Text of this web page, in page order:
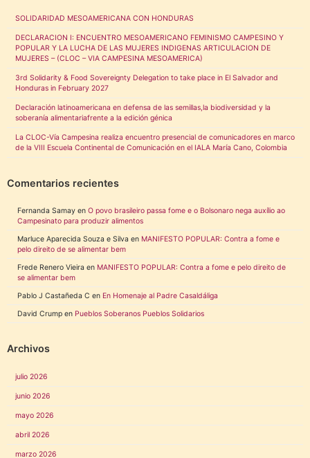
SOLIDARIDAD MESOAMERICANA CON HONDURAS
DECLARACION I: ENCUENTRO MESOAMERICANO FEMINISMO CAMPESINO Y
POPULAR Y LA LUCHA DE LAS MUJERES INDIGENAS ARTICULACION DE
MUJERES – (CLOC – VIA CAMPESINA MESOAMERICA)
3rd Solidarity & Food Sovereignty Delegation to take place in El Salvador and
Honduras in February 2027
Declaración latinoamericana en defensa de las semillas,la biodiversidad y la
soberanía alimentariafrente a la edición génica
La CLOC-Vía Campesina realiza encuentro presencial de comunicadores en marco
de la VIII Escuela Continental de Comunicación en el IALA María Cano, Colombia
Comentarios recientes
Fernanda Samay en O povo brasileiro passa fome e o Bolsonaro nega auxílio ao
Campesinato para produzir alimentos
Marluce Aparecida Souza e Silva en MANIFESTO POPULAR: Contra a fome e
pelo direito de se alimentar bem
Frede Renero Vieira en MANIFESTO POPULAR: Contra a fome e pelo direito de
se alimentar bem
Pablo J Castañeda C en En Homenaje al Padre Casaldáliga
David Crump en Pueblos Soberanos Pueblos Solidarios
Archivos
julio 2026
junio 2026
mayo 2026
abril 2026
marzo 2026